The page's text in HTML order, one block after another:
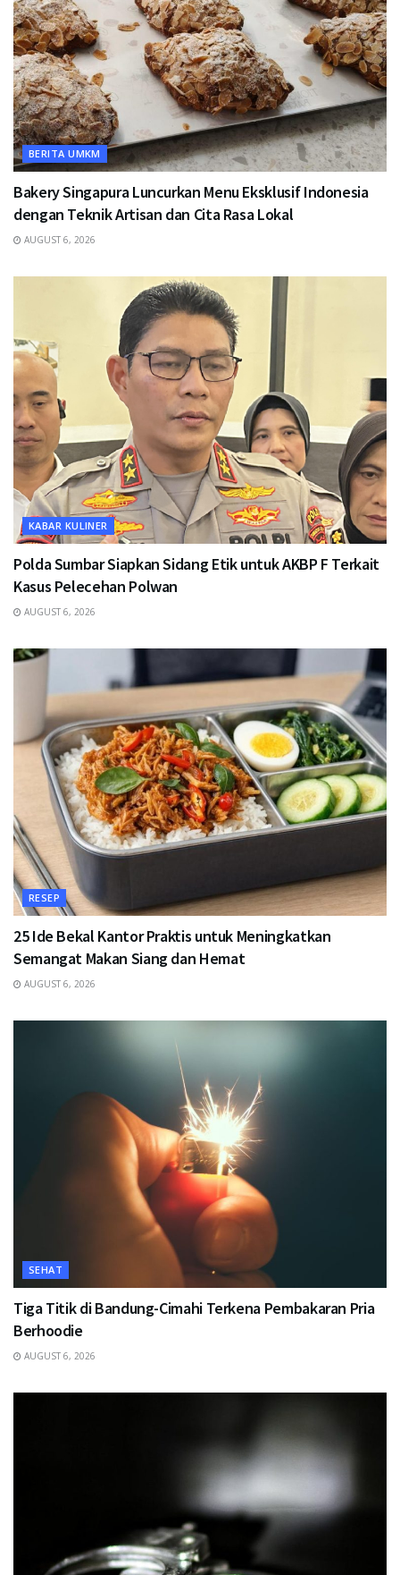
BERITA UMKM
Bakery Singapura Luncurkan Menu Eksklusif Indonesia
dengan Teknik Artisan dan Cita Rasa Lokal
AUGUST 6, 2026
KABAR KULINER
Polda Sumbar Siapkan Sidang Etik untuk AKBP F Terkait
Kasus Pelecehan Polwan
AUGUST 6, 2026
RESEP
25 Ide Bekal Kantor Praktis untuk Meningkatkan
Semangat Makan Siang dan Hemat
AUGUST 6, 2026
SEHAT
Tiga Titik di Bandung-Cimahi Terkena Pembakaran Pria
Berhoodie
AUGUST 6, 2026